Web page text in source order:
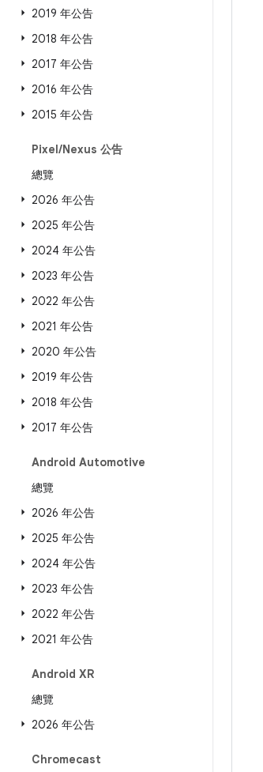
2019 年公告
2018 年公告
2017 年公告
2016 年公告
2015 年公告
Pixel/Nexus 公告
總覽
2026 年公告
2025 年公告
2024 年公告
2023 年公告
2022 年公告
2021 年公告
2020 年公告
2019 年公告
2018 年公告
2017 年公告
Android Automotive
總覽
2026 年公告
2025 年公告
2024 年公告
2023 年公告
2022 年公告
2021 年公告
Android XR
總覽
2026 年公告
Chromecast